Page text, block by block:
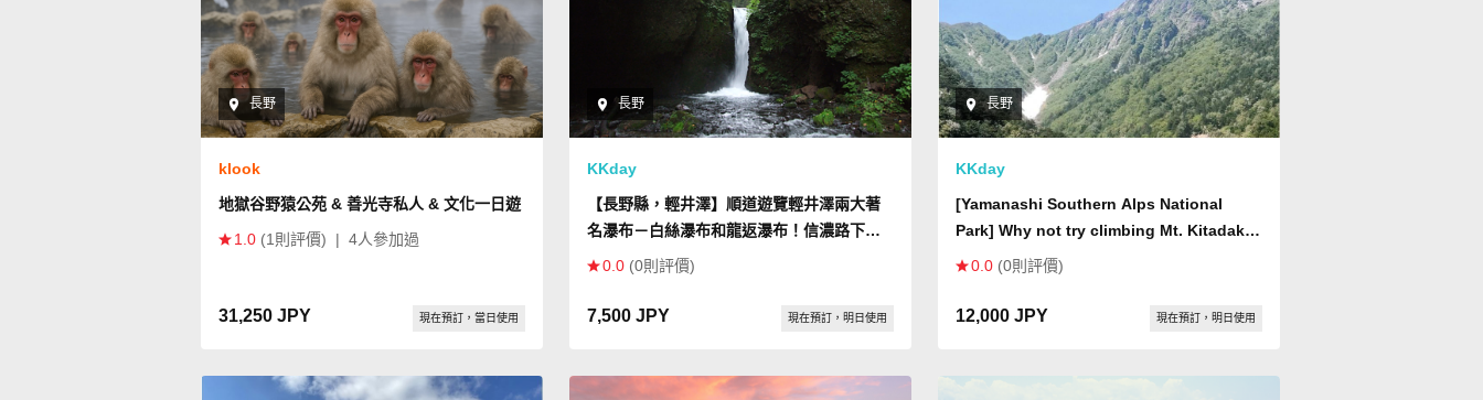
長野
klook
地獄谷野猿公苑 & 善光寺私人 & 文化一日遊
1.0 (1則評價) | 4人參加過
31,250 JPY 現在預訂，當日使用
長野
KKday
【長野縣，輕井澤】順道遊覽輕井澤兩大著
名瀑布－白絲瀑布和龍返瀑布！信濃路下山
健行（約3小時）
0.0 (0則評價)
7,500 JPY 現在預訂，明日使用
長野
KKday
[Yamanashi Southern Alps National
Park] Why not try climbing Mt. Kitadake,
the second highest mountain in Japan?
0.0 (0則評價)
12,000 JPY 現在預訂，明日使用